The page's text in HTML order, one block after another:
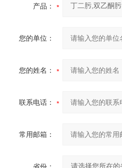
产品：
您的单位：
您的姓名：
联系电话：
常用邮箱：